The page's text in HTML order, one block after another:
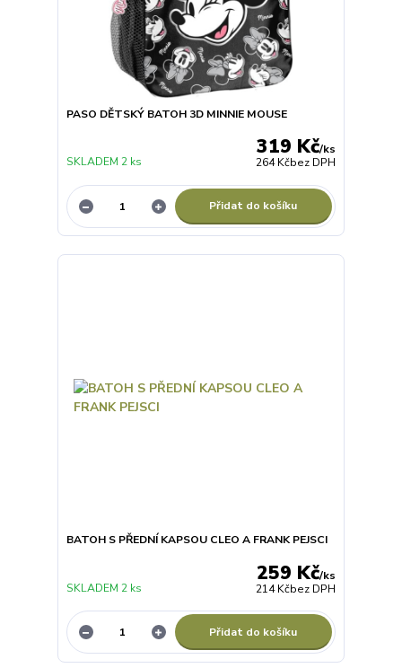
PASO DĚTSKÝ BATOH 3D MINNIE MOUSE
319 Kč/ks
264 Kčbez DPH
SKLADEM 2 ks
Přidat do košíku
BATOH S PŘEDNÍ KAPSOU CLEO A FRANK PEJSCI
259 Kč/ks
214 Kčbez DPH
SKLADEM 2 ks
Přidat do košíku